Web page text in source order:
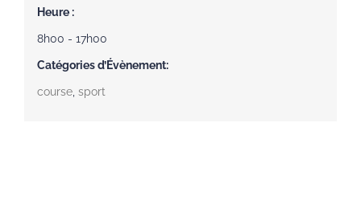
Heure :
8h00 - 17h00
Catégories d’Évènement:
course, sport